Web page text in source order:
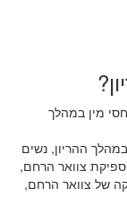
מין במהלך
ההריון, נשים
צוואר הרחם,
של צוואר הרחם,